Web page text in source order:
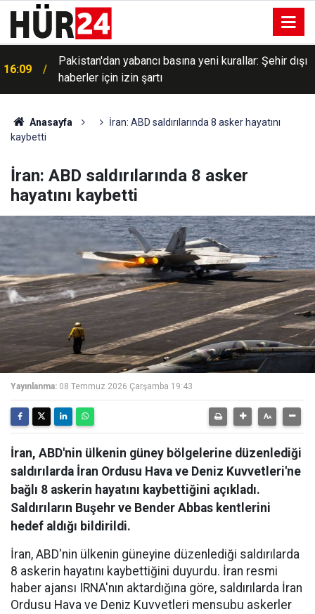
16:09
Pakistan'dan yabancı basına yeni kurallar: Şehir dışı
haberler için izin şartı
Anasayfa
İran: ABD saldırılarında 8 asker hayatını
kaybetti
İran: ABD saldırılarında 8 asker
hayatını kaybetti
Yayınlanma: 08 Temmuz 2026 Çarşamba 19:43
İran, ABD'nin ülkenin güney bölgelerine düzenlediği
saldırılarda İran Ordusu Hava ve Deniz Kuvvetleri'ne
bağlı 8 askerin hayatını kaybettiğini açıkladı.
Saldırıların Buşehr ve Bender Abbas kentlerini
hedef aldığı bildirildi.
İran, ABD'nin ülkenin güneyine düzenlediği saldırılarda
8 askerin hayatını kaybettiğini duyurdu. İran resmi
haber ajansı IRNA'nın aktardığına göre, saldırılarda İran
Ordusu Hava ve Deniz Kuvvetleri mensubu askerler